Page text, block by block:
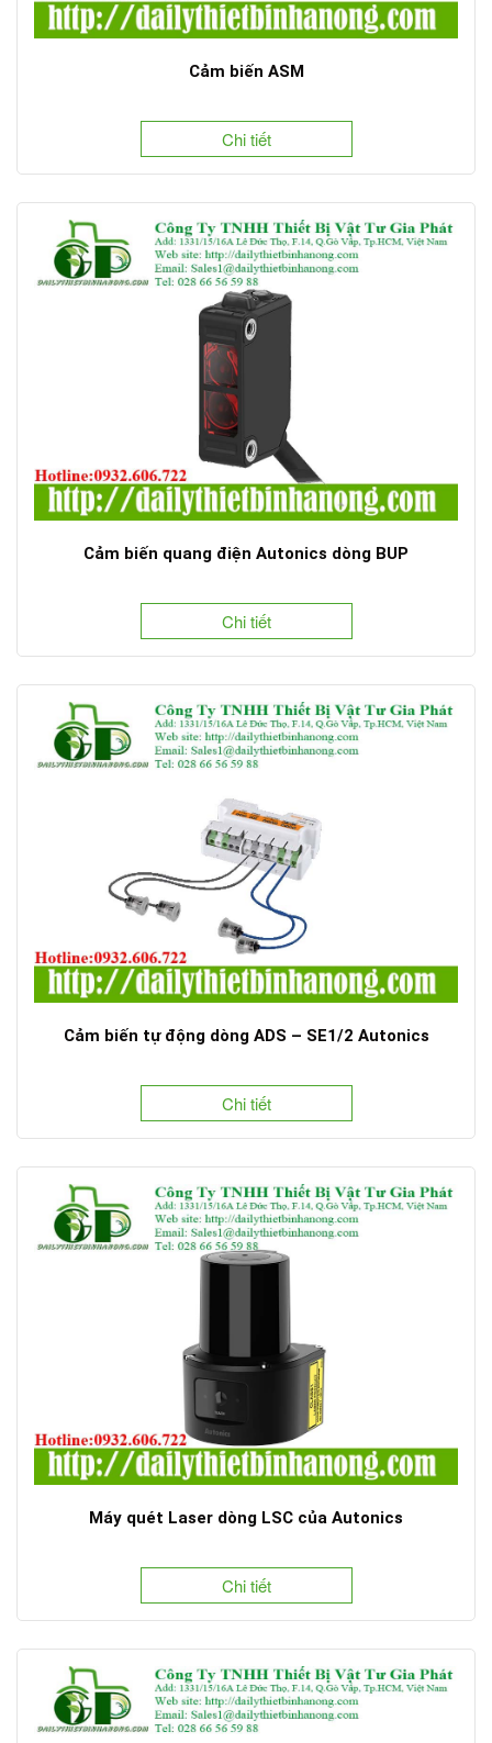
Cảm biến ASM
Chi tiết
Cảm biến quang điện Autonics dòng BUP
Chi tiết
Cảm biến tự động dòng ADS – SE1/2 Autonics
Chi tiết
Máy quét Laser dòng LSC của Autonics
Chi tiết